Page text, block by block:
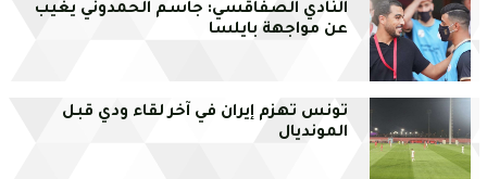
النادي الصفاقسي: جاسم الحمدوني يغيب
عن مواجهة بايلسا
تونس تهزم إيران في آخر لقاء ودي قبل
المونديال